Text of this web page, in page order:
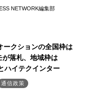
NETWORK編集部
ークションの全国枠は
が落札、地域枠は
ハイテクインター
通信政策